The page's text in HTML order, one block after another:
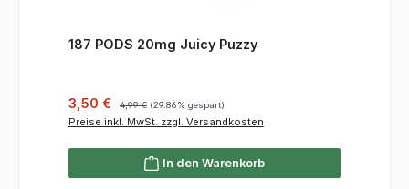
187 PODS 20mg Juicy Puzzy
Verkaufspreis:
3,50 € Regulärer Preis:
4,99 € (29.86% gespart)
Preise inkl. MwSt. zzgl. Versandkosten
In den Warenkorb